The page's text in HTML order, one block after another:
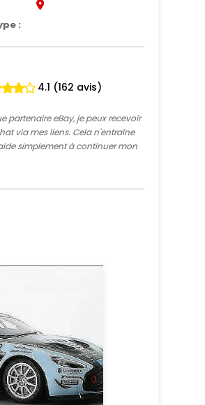
:
4.1 (162 avis)
partenaire eBay, je peux recevoir
via mes liens. Cela n'entraîne
simplement à continuer mon